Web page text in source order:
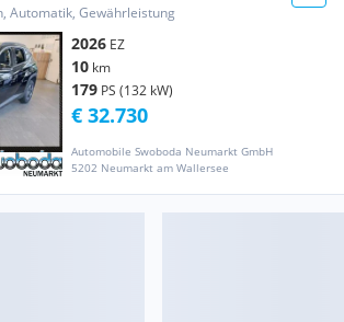
Automatik, Gewährleistung
2026 EZ
10 km
179 PS (132 kW)
Automobile Swoboda Neumarkt GmbH
5202 Neumarkt am Wallersee
€ 32.730